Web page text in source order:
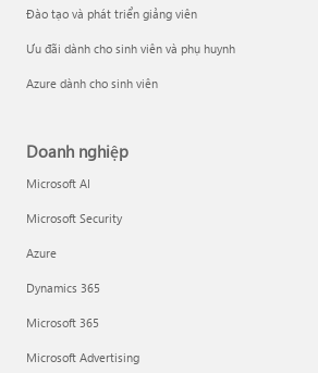
Đào tạo và phát triển giảng viên
Ưu đãi dành cho sinh viên và phụ huynh
Azure dành cho sinh viên
Doanh nghiệp
Microsoft AI
Microsoft Security
Azure
Dynamics 365
Microsoft 365
Microsoft Advertising